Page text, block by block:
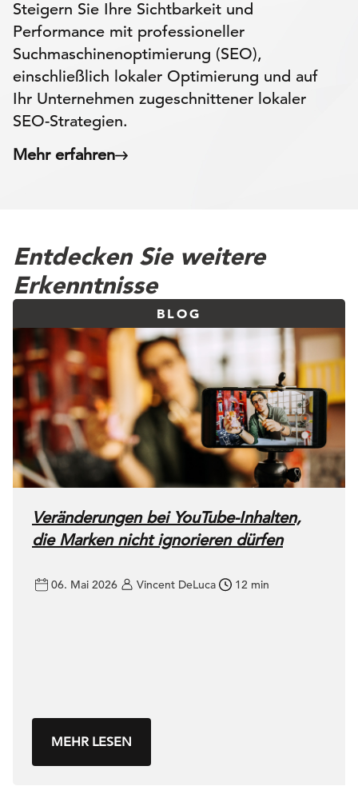
Steigern Sie Ihre Sichtbarkeit und
Performance mit professioneller
Suchmaschinenoptimierung (SEO),
einschließlich lokaler Optimierung und auf
Ihr Unternehmen zugeschnittener lokaler
SEO-Strategien.
Mehr erfahren
Entdecken Sie weitere
Erkenntnisse
BLOG
Veränderungen bei YouTube-Inhalten,
die Marken nicht ignorieren dürfen
06. Mai 2026 Vincent DeLuca 12 min
MEHR LESEN